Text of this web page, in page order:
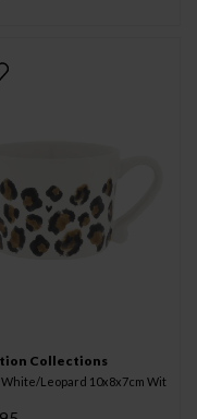
Collections
White/Leopard 10x8x7cm Wit